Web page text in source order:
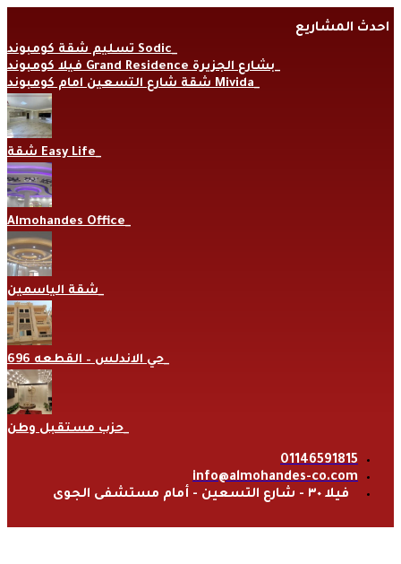
toاحدث المشاريع
تسليم شقة كومبوند Sodic
فيلا كومبوند Grand Residence بشارع الجزيرة
شقة شارع التسعين امام كومبوند Mivida
شقة Easy Life
Almohandes Office
شقة الياسمين
حي الاندلس – القطعه 696
حزب مستقبل وطن
01146591815
info@almohandes-co.com
فيلا ٣٠ - شارع التسعين - أمام مستشفى الجوى